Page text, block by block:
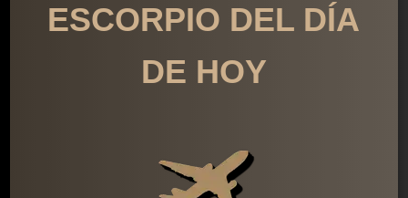
ESCORPIO DEL DÍA
DE HOY